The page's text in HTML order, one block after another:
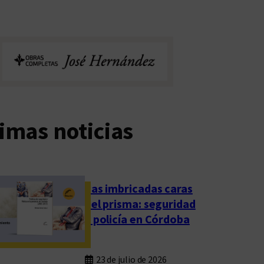
noticias
Las imbricadas caras
del prisma: seguridad
y policía en Córdoba
23 de julio de 2026